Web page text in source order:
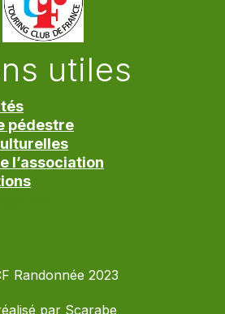
utiles
pédestre
l’association
Randonnée 2023
par Scarabe